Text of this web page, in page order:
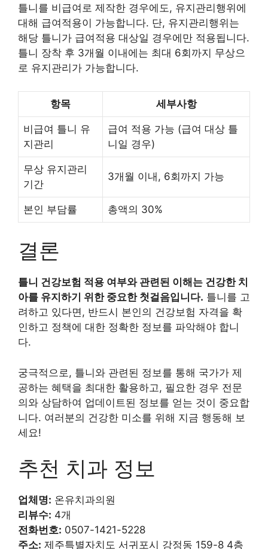
틀니를 비급여로 제작한 경우에도, 유지관리행위에
대해 급여적용이 가능합니다. 단, 유지관리행위는
해당 틀니가 급여적용 대상일 경우에만 적용됩니다.
틀니 장착 후 3개월 이내에는 최대 6회까지 무상으
로 유지관리가 가능합니다.
항목 세부사항
비급여 틀니 유
지관리
급여 적용 가능 (급여 대상 틀
니일 경우)
무상 유지관리
기간
3개월 이내, 6회까지 가능
본인 부담률 총액의 30%
결론
틀니 건강보험 적용 여부와 관련된 이해는 건강한 치
아를 유지하기 위한 중요한 첫걸음입니다. 틀니를 고
려하고 있다면, 반드시 본인의 건강보험 자격을 확
인하고 정책에 대한 정확한 정보를 파악해야 합니
다.
궁극적으로, 틀니와 관련된 정보를 통해 국가가 제
공하는 혜택을 최대한 활용하고, 필요한 경우 전문
의와 상담하여 업데이트된 정보를 얻는 것이 중요합
니다. 여러분의 건강한 미소를 위해 지금 행동해 보
세요!
추천 치과 정보
업체명: 온유치과의원
리뷰수: 4개
전화번호: 0507-1421-5228
주소: 제주특별자치도 서귀포시 강정동 159-8 4층